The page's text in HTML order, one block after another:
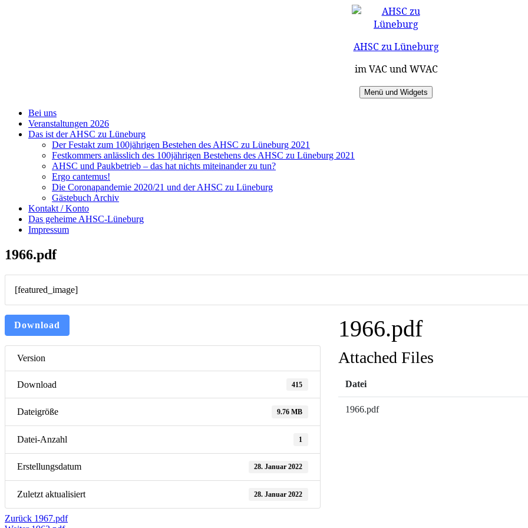
AHSC zu Lüneburg
im VAC und WVAC
Menü und Widgets
Bei uns
Veranstaltungen 2026
Das ist der AHSC zu Lüneburg
Der Festakt zum 100jährigen Bestehen des AHSC zu Lüneburg 2021
Festkommers anlässlich des 100jährigen Bestehens des AHSC zu Lüneburg 2021
AHSC und Paukbetrieb – das hat nichts miteinander zu tun?
Ergo cantemus!
Die Coronapandemie 2020/21 und der AHSC zu Lüneburg
Gästebuch Archiv
Kontakt / Konto
Das geheime AHSC-Lüneburg
Impressum
1966.pdf
[featured_image]
Download
Version
Download 415
Dateigröße 9.76 MB
Datei-Anzahl 1
Erstellungsdatum 28. Januar 2022
Zuletzt aktualisiert 28. Januar 2022
1966.pdf
Attached Files
Datei
1966.pdf
Beitragsnavigation
Zurück Vorheriger
1967.pdf